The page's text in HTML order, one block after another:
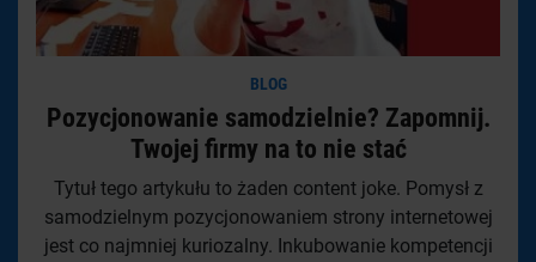
BLOG
Pozycjonowanie samodzielnie? Zapomnij.
Twojej firmy na to nie stać
Tytuł tego artykułu to żaden content joke. Pomysł z
samodzielnym pozycjonowaniem strony internetowej
jest co najmniej kuriozalny. Inkubowanie kompetencji